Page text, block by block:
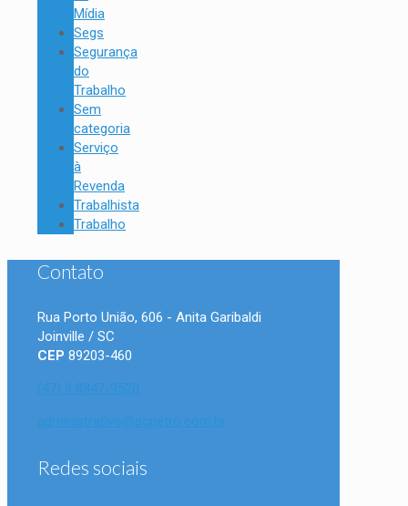
Mídia
Segs
Segurança
do
Trabalho
Sem
categoria
Serviço
à
Revenda
Trabalhista
Trabalho
Contato
Rua Porto União, 606 - Anita Garibaldi
Joinville / SC
CEP 89203-460
(47) 9 8847-9520
administrativo@scpetro.com.br
Redes sociais